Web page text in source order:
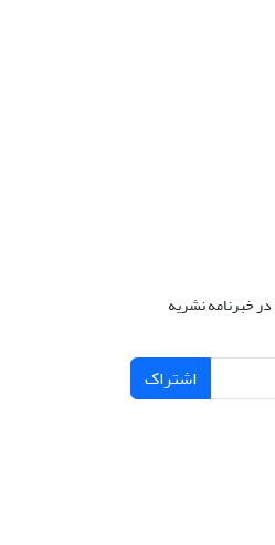
خبرنامه نشریه
اشتراک